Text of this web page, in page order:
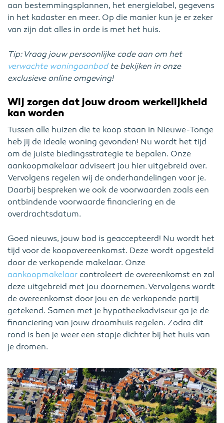
aan bestemmingsplannen, het energielabel, gegevens
in het kadaster en meer. Op die manier kun je er zeker
van zijn dat alles in orde is met het huis.
Tip: Vraag jouw persoonlijke code aan om het
verwachte woningaanbodte bekijken in onze
exclusieve online omgeving!
Wij zorgen dat jouw droom werkelijkheid
kan worden
Tussen alle huizen die te koop staan in Nieuwe-Tonge
heb jij de ideale woning gevonden! Nu wordt het tijd
om de juiste biedingsstrategie te bepalen. Onze
aankoopmakelaar adviseert jou hier uitgebreid over.
Vervolgens regelen wij de onderhandelingen voor je.
Daarbij bespreken we ook de voorwaarden zoals een
ontbindende voorwaarde financiering en de
overdrachtsdatum.
Goed nieuws, jouw bod is geaccepteerd! Nu wordt het
tijd voor de koopovereenkomst. Deze wordt opgesteld
door de verkopende makelaar. Onze
aankoopmakelaar controleert de overeenkomst en zal
deze uitgebreid met jou doornemen. Vervolgens wordt
de overeenkomst door jou en de verkopende partij
getekend. Samen met je hypotheekadviseur ga je de
financiering van jouw droomhuis regelen. Zodra dit
rond is ben je weer een stapje dichter bij het huis van
je dromen.